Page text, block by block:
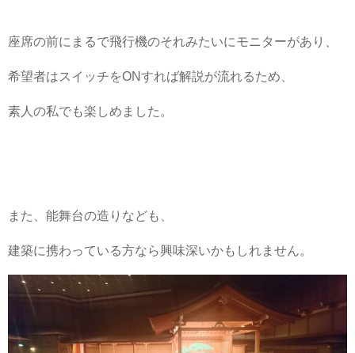
座席の前にまるで飛行機のそれみたいにモニターがあり、
希望者はスイッチをONすれば解説が流れるため、
素人の私でも楽しめました。
また、能舞台の造りなども、
建築に携わっている方なら興味深いかもしれません。